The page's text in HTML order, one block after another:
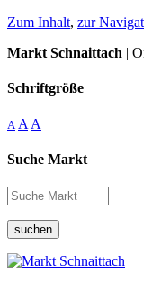
Zum Inhalt, zur
Markt Schnaittach |
Schriftgröße
A A A
Suche Markt
suchen